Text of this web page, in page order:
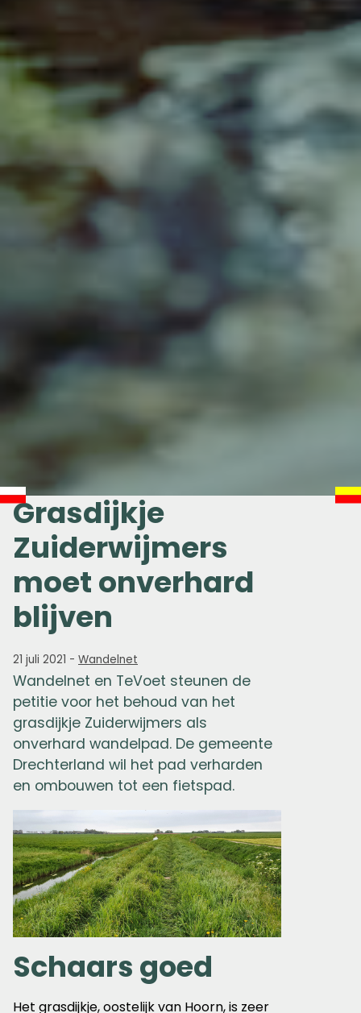
Grasdijkje
Zuiderwijmers
moet onverhard
blijven
21 juli 2021 - Wandelnet
Wandelnet en TeVoet steunen de
petitie voor het behoud van het
grasdijkje Zuiderwijmers als
onverhard wandelpad. De gemeente
Drechterland wil het pad verharden
en ombouwen tot een fietspad.
Schaars goed
Het grasdijkje, oostelijk van Hoorn, is zeer